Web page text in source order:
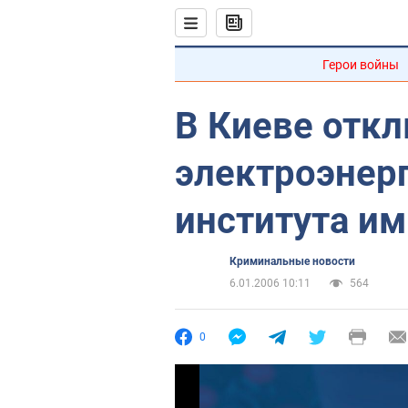
Герои войны
В Киеве
института
Криминальные новости
6.01.2006 10:11
564
0